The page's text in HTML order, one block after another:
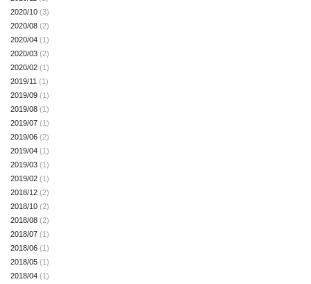
2020/10 (3)
2020/08 (2)
2020/04 (1)
2020/03 (2)
2020/02 (1)
2019/11 (1)
2019/09 (1)
2019/08 (1)
2019/07 (1)
2019/06 (2)
2019/04 (1)
2019/03 (1)
2019/02 (1)
2018/12 (2)
2018/10 (2)
2018/08 (2)
2018/07 (1)
2018/06 (1)
2018/05 (1)
2018/04 (1)